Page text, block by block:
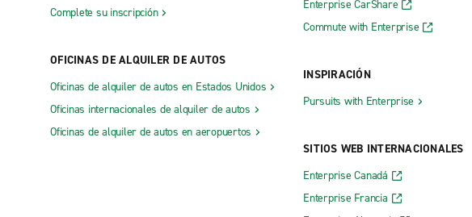
Complete su inscripción
OFICINAS DE ALQUILER DE AUTOS
Oficinas de alquiler de autos en Estados Unidos
Oficinas internacionales de alquiler de autos
Oficinas de alquiler de autos en aeropuertos
Enterprise CarShare
Commute with Enterprise
INSPIRACIÓN
Pursuits with Enterprise
SITIOS WEB INTERNACIONALES
Enterprise Canadá
Enterprise Francia